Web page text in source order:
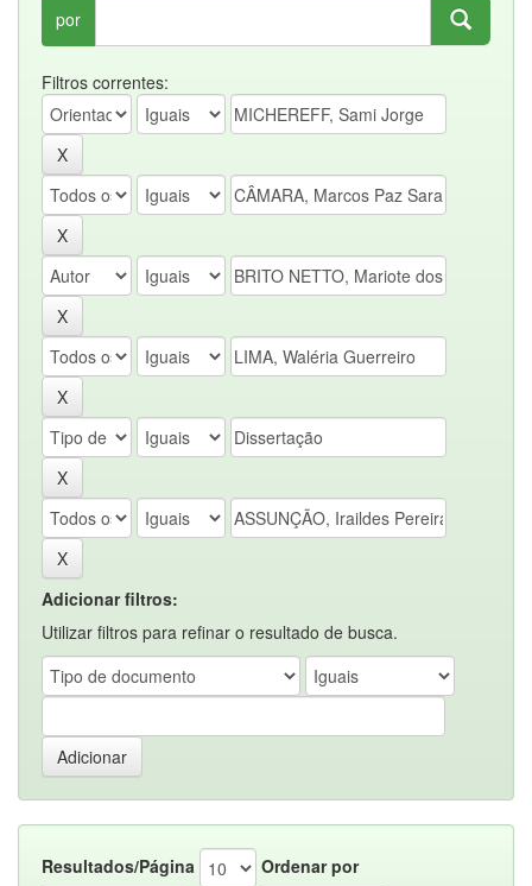
por
Filtros correntes:
Adicionar filtros:
Utilizar filtros para refinar o resultado de busca.
Resultados/Página
Ordenar por